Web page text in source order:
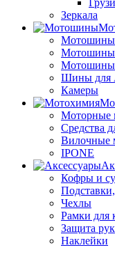
Зеркала
Мотошины
Мотошины
Мотошины
Шины для
Камеры
Моторные
Средства
Вилочные
IPONE
Кофры и
Чехлы
Рамки для
Защита рук
Наклейки